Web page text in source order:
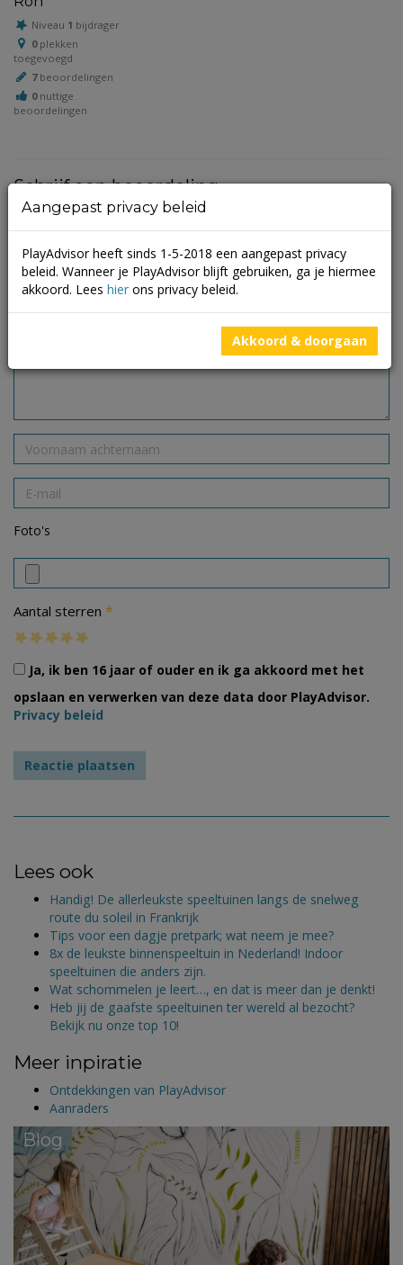
Niveau 1 bijdrager
0plekken
toegevoegd
7beoordelingen
0nuttige
beoordelingen
Schrijf een beoordeling
Je e-mailadres wordt niet gepubliceerd. Vereiste velden zijn
gemarkeerd met
*
Foto's
Aantal sterren *
Ja, ik ben 16 jaar of ouder en ik ga akkoord met het
opslaan en verwerken van deze data door PlayAdvisor.
Privacy beleid
Lees ook
Handig! De allerleukste speeltuinen langs de snelweg
route du soleil in Frankrijk
Tips voor een dagje pretpark; wat neem je mee?
8x de leukste binnenspeeltuin in Nederland! Indoor
speeltuinen die anders zijn.
Wat schommelen je leert…, en dat is meer dan je denkt!
Heb jij de gaafste speeltuinen ter wereld al bezocht?
Bekijk nu onze top 10!
Meer inpiratie
Ontdekkingen van PlayAdvisor
Aanraders
Blog
Aangepast privacy beleid
PlayAdvisor heeft sinds 1-5-2018 een aangepast privacy
beleid. Wanneer je PlayAdvisor blijft gebruiken, ga je hiermee
akkoord. Lees hier ons privacy beleid.
Akkoord & doorgaan